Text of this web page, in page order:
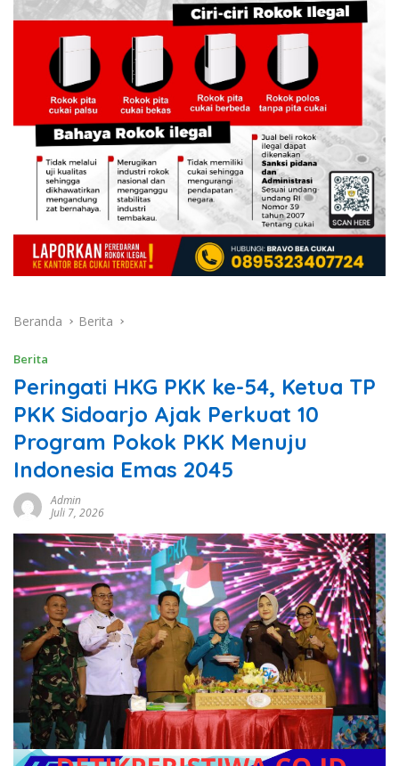
Beranda Berita
Berita
Peringati HKG PKK ke-54, Ketua TP
PKK Sidoarjo Ajak Perkuat 10
Program Pokok PKK Menuju
Indonesia Emas 2045
Admin
Juli 7, 2026